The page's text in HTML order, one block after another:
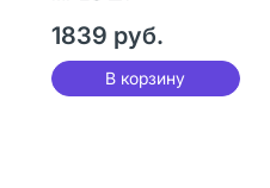
1839 руб.
В корзину